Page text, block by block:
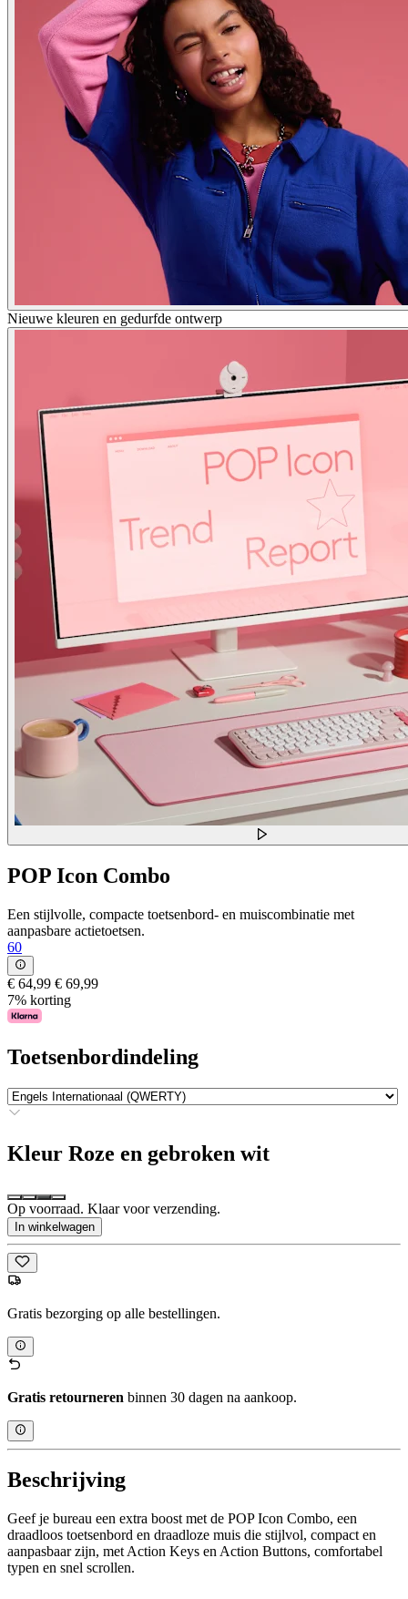
Nieuwe kleuren en gedurfde ontwerp
POP Icon Combo
Een stijlvolle, compacte toetsenbord- en muiscombinatie met
aanpasbare actietoetsen.
60
€ 64,99 € 69,99
7% korting
Toetsenbordindeling
Kleur Roze en gebroken wit
Op voorraad. Klaar voor verzending.
In winkelwagen
Gratis bezorging op alle bestellingen.
Gratis retourneren binnen 30 dagen na aankoop.
Beschrijving
Geef je bureau een extra boost met de POP Icon Combo, een
draadloos toetsenbord en draadloze muis die stijlvol, compact en
aanpasbaar zijn, met Action Keys en Action Buttons, comfortabel
typen en snel scrollen.